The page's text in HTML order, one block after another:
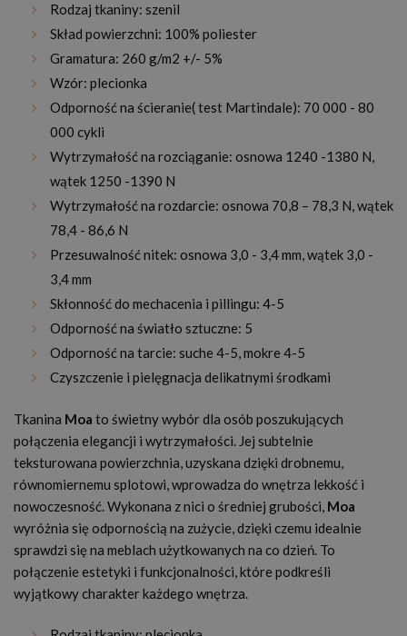
Rodzaj tkaniny: szenil
Skład powierzchni: 100% poliester
Gramatura: 260 g/m2 +/- 5%
Wzór: plecionka
Odporność na ścieranie( test Martindale): 70 000 - 80
000 cykli
Wytrzymałość na rozciąganie: osnowa 1240 -1380 N,
wątek 1250 -1390 N
Wytrzymałość na rozdarcie: osnowa 70,8 – 78,3 N, wątek
78,4 - 86,6 N
Przesuwalność nitek: osnowa 3,0 - 3,4 mm, wątek 3,0 -
3,4 mm
Skłonność do mechacenia i pillingu: 4-5
Odporność na światło sztuczne: 5
Odporność na tarcie: suche 4-5, mokre 4-5
Czyszczenie i pielęgnacja delikatnymi środkami
Tkanina Moa to świetny wybór dla osób poszukujących
połączenia elegancji i wytrzymałości. Jej subtelnie
teksturowana powierzchnia, uzyskana dzięki drobnemu,
równomiernemu splotowi, wprowadza do wnętrza lekkość i
nowoczesność. Wykonana z nici o średniej grubości, Moa
wyróżnia się odpornością na zużycie, dzięki czemu idealnie
sprawdzi się na meblach użytkowanych na co dzień. To
połączenie estetyki i funkcjonalności, które podkreśli
wyjątkowy charakter każdego wnętrza.